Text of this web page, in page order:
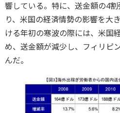
響している。特に、送金額の4
り、米国の経済情勢の影響を大
ける年初の寒波の際には、米国
め、送金額が減少し、フィリピ
んだ。